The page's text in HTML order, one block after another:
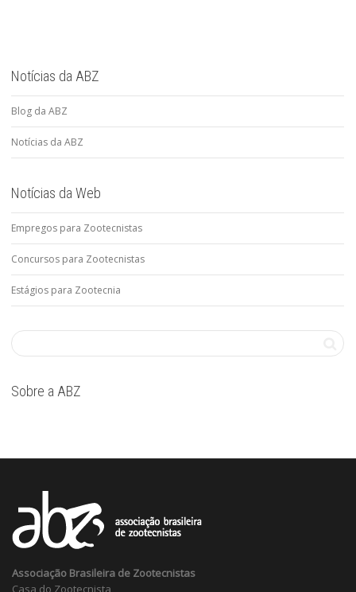
Notícias da ABZ
Blog da ABZ
Notícias da ABZ
Notícias da Web
Empregos para Zootecnistas
Concursos para Zootecnistas
Estágios para Zootecnia
Sobre a ABZ
Associação Brasileira de Zootecnistas
Casa do Zootecnista,